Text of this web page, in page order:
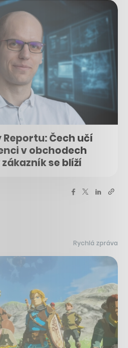
Čech učí
v obchodech
se blíží
Rychlá zpráva